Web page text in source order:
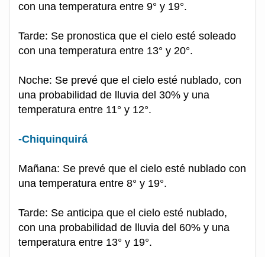
con una temperatura entre 9° y 19°.
Tarde: Se pronostica que el cielo esté soleado
con una temperatura entre 13° y 20°.
Noche: Se prevé que el cielo esté nublado, con
una probabilidad de lluvia del 30% y una
temperatura entre 11° y 12°.
-Chiquinquirá
Mañana: Se prevé que el cielo esté nublado con
una temperatura entre 8° y 19°.
Tarde: Se anticipa que el cielo esté nublado,
con una probabilidad de lluvia del 60% y una
temperatura entre 13° y 19°.